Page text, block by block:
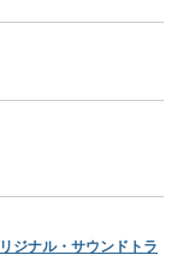
ジナル・サウンドトラ